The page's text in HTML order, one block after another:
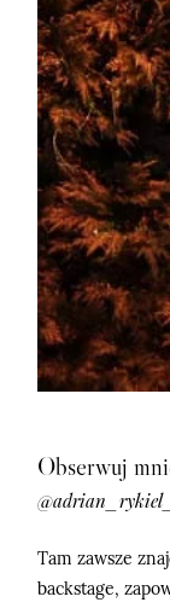
Obserwuj
Tam zawsze
backstage,